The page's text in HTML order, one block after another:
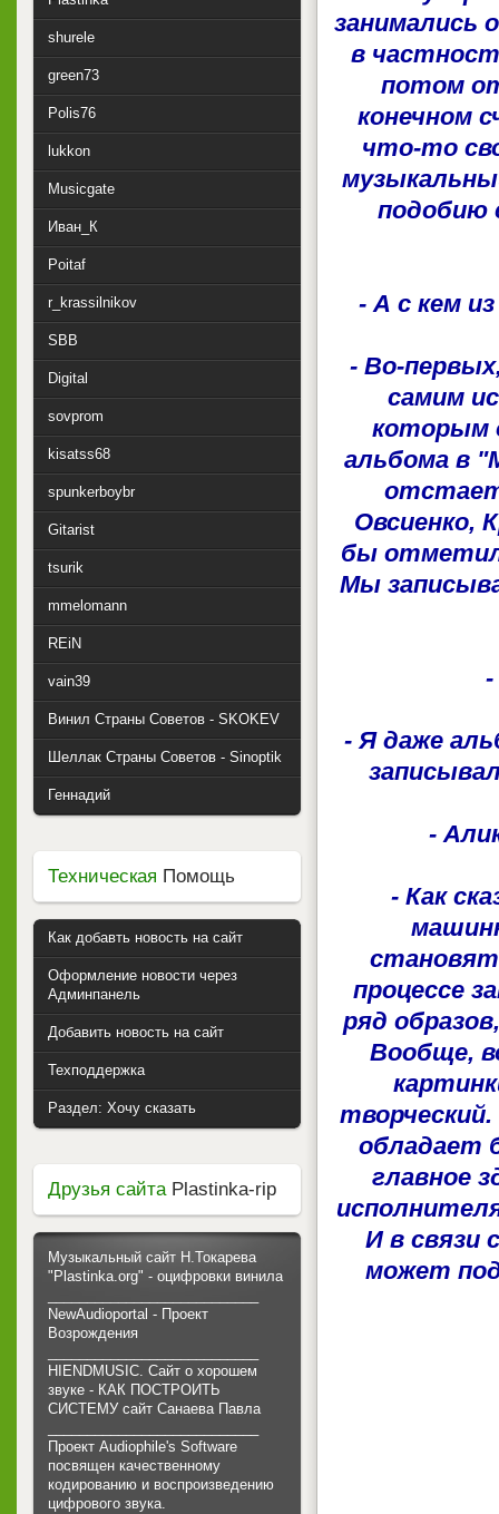
занимались
в
потом
конечном
что-то
подобию
- А с кем
- Во-
самим
которым
альбома в
Овсиенко,
бы отметил
Мы
- Я даже
-
- Как
процессе
ряд
Вообще,
обладает
главное
И в связи
может
shurele
green73
Polis76
lukkon
Musicgate
Иван_К
Poitaf
r_krassilnikov
SBB
Digital
sovprom
kisatss68
spunkerboybr
Gitarist
tsurik
mmelomann
REiN
vain39
Винил Страны Советов - SKOKEV
Шеллак Страны Советов - Sinoptik
Геннадий
Техническая Помощь
Как добавть новость на сайт
Оформление новости через
Админпанель
Добавить новость на сайт
Техподдержка
Раздел: Хочу сказать
Друзья сайтаPlastinka-rip
Музыкальный сайт Н.Токарева
"Plastinka.org" - оцифровки винила
NewAudioportal - Проект
Возрождения
HIENDMUSIC. Сайт о хорошем
звуке - КАК ПОСТРОИТЬ
СИСТЕМУ сайт Санаева Павла
Проект Audiophile's Software
посвящен качественному
кодированию и воспроизведению
цифрового звука.